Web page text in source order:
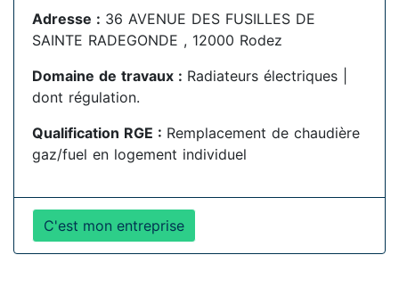
Adresse : 36 AVENUE DES FUSILLES DE
SAINTE RADEGONDE , 12000 Rodez
Domaine de travaux : Radiateurs électriques |
dont régulation.
Qualification RGE : Remplacement de chaudière
gaz/fuel en logement individuel
C'est mon entreprise